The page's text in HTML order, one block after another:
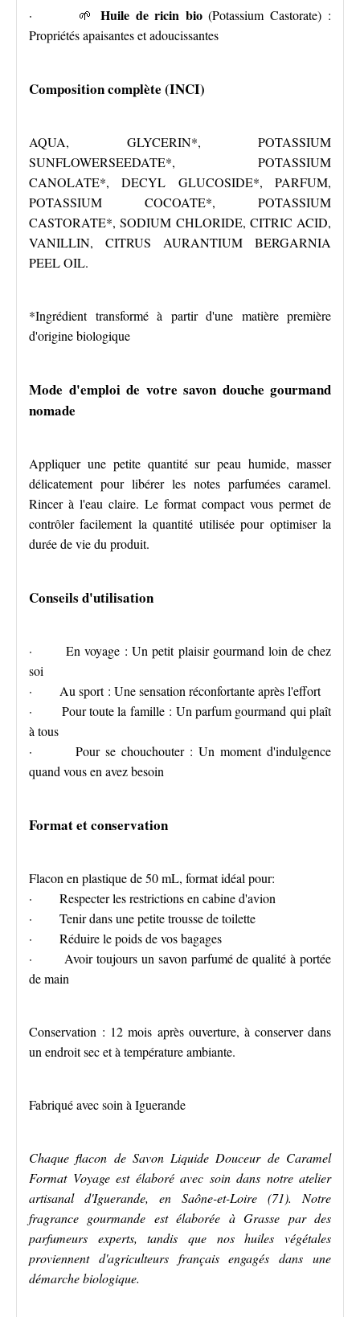
· 🌱Huile de ricin bio(Potassium Castorate) :
Propriétés apaisantes et adoucissantes
Composition complète (INCI)
AQUA, GLYCERIN*, POTASSIUM
SUNFLOWERSEEDATE*, POTASSIUM
CANOLATE*, DECYL GLUCOSIDE*, PARFUM,
POTASSIUM COCOATE*, POTASSIUM
CASTORATE*, SODIUM CHLORIDE, CITRIC ACID,
VANILLIN, CITRUS AURANTIUM BERGARNIA
PEEL OIL.
*Ingrédient transformé à partir d'une matière première
d'origine biologique
Mode d'emploi de votre savon douche gourmand
nomade
Appliquer une petite quantité sur peau humide, masser
délicatement pour libérer les notes parfumées caramel.
Rincer à l'eau claire. Le format compact vous permet de
contrôler facilement la quantité utilisée pour optimiser la
durée de vie du produit.
Conseils d'utilisation
· En voyage : Un petit plaisir gourmand loin de chez
soi
· Au sport : Une sensation réconfortante après l'effort
· Pour toute la famille : Un parfum gourmand qui plaît
à tous
· Pour se chouchouter : Un moment d'indulgence
quand vous en avez besoin
Format et conservation
Flacon en plastique de 50 mL, format idéal pour:
· Respecter les restrictions en cabine d'avion
· Tenir dans une petite trousse de toilette
· Réduire le poids de vos bagages
· Avoir toujours un savon parfumé de qualité à portée
de main
Conservation : 12 mois après ouverture, à conserver dans
un endroit sec et à température ambiante.
Fabriqué avec soin à Iguerande
Chaque flacon de Savon Liquide Douceur de Caramel
Format Voyage est élaboré avec soin dans notre atelier
artisanal d'Iguerande, en Saône-et-Loire (71). Notre
fragrance gourmande est élaborée à Grasse par des
parfumeurs experts, tandis que nos huiles végétales
proviennent d'agriculteurs français engagés dans une
démarche biologique.